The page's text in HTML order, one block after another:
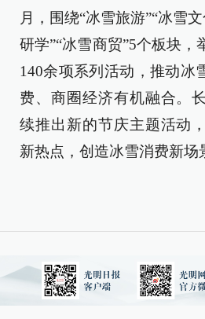
月，围绕“冰雪旅游”“冰雪
研学”“冰雪商贸”5个板块，
140余项系列活动，推动冰
费、商圈经济有机融合。
续推出新的节庆主题活动
新热点，创造冰雪消费新场